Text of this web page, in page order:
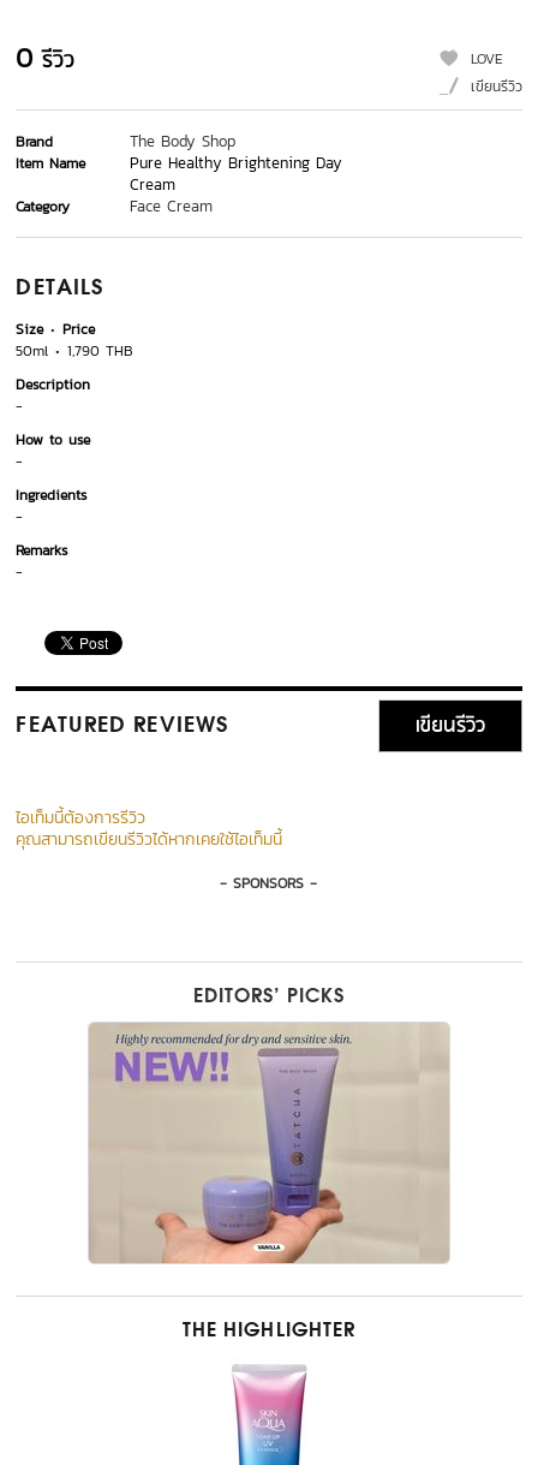
0 รีวิว
LOVE
เขียนรีวิว
Brand The Body Shop
Item Name
Pure Healthy Brightening Day
Cream
Category Face Cream
DETAILS
Size
Price
50ml
1,790 THB
Description
-
How to use
-
Ingredients
-
Remarks
-
FEATURED REVIEWS เขียนรีวิว
ไอเท็มนี้ต้องการรีวิว
คุณสามารถเขียนรีวิวได้หากเคยใช้ไอเท็มนี้
- SPONSORS -
EDITORS’ PICKS
THE HIGHLIGHTER